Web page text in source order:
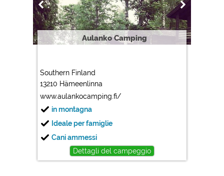
Aulanko Camping
Southern Finland
13210 Hämeenlinna
www.aulankocamping.fi/
in montagna
Ideale per famiglie
Cani ammessi
Dettagli del campeggio